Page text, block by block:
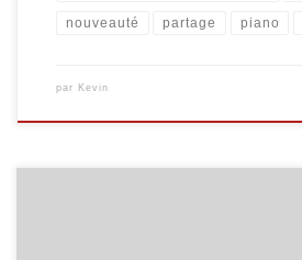
nouveauté partage piano
par Kevin